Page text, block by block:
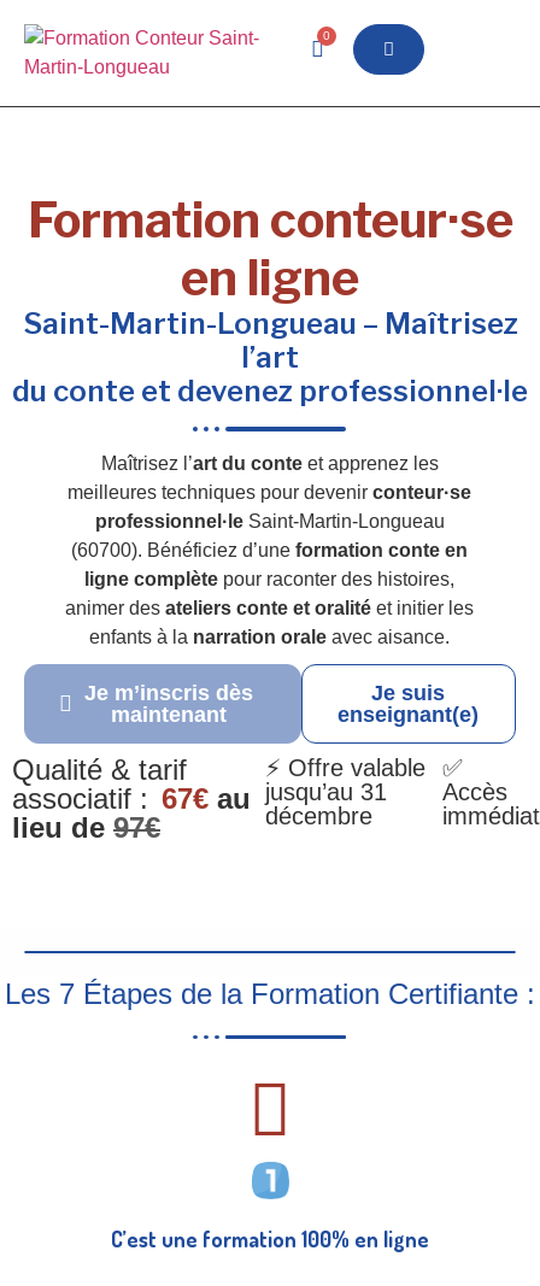
0
Formation conteur·se
en ligne
Saint-Martin-Longueau – Maîtrisez
l’art
du conte et devenez professionnel·le
Maîtrisez l’art du conteet apprenez les
meilleures techniques pour devenirconteur·se
professionnel·leSaint-Martin-Longueau
(60700). Bénéficiez d’uneformation conte en
ligne complète pour raconter des histoires,
animer desateliers conte et oralité et initier les
enfants à la narration orale avec aisance.
Je m’inscris dès
maintenant
Je suis
enseignant(e)
Qualité & tarif
associatif : 67€ au
lieu de 97€
⚡ Offre valable
jusqu’au 31
décembre
✅
Accès
immédiat
Les 7 Étapes de la Formation Certifiante :
C’est une formation 100% en ligne